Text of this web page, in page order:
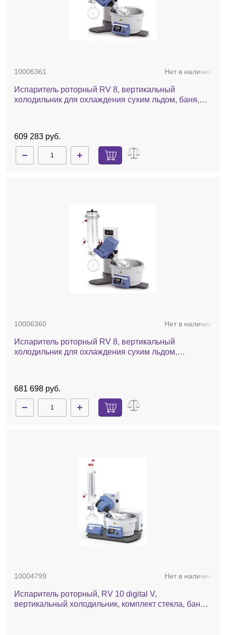
10006361 Нет в наличии
Испаритель роторный RV 8, вертикальный
холодильник для охлаждения сухим льдом, баня,
609 283 руб.
10006360 Нет в наличии
Испаритель роторный RV 8, вертикальный
холодильник для охлаждения сухим льдом,
681 698 руб.
10004799 Нет в наличии
Испаритель роторный, RV 10 digital V,
вертикальный холодильник, комплект стекла, баня,